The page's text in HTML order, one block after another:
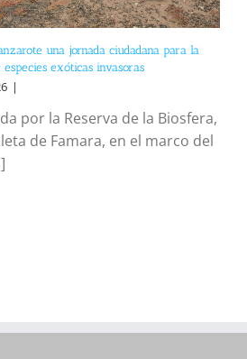
una jornada ciudadana para la
exóticas invasoras
|
por la Reserva de la Biosfera,
de Famara, en el marco del